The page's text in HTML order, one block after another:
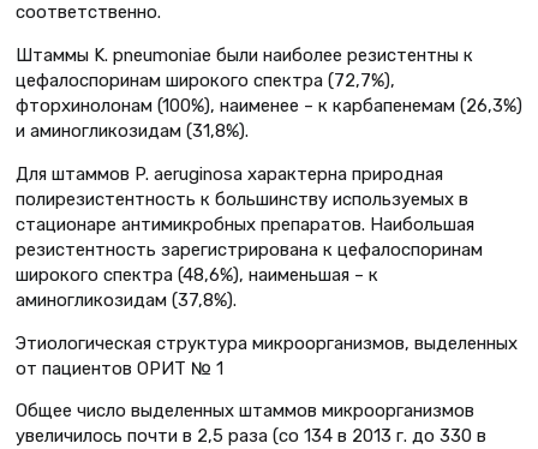
соответственно.
Штаммы K. pneumoniae были наиболее резистент­ны к
цефалоспоринам широкого спектра (72,7%),
фторхинолонам (100%), наименее – к карбапенемам (26,3%)
и аминогликозидам (31,8%).
Для штаммов P. aeruginosa характерна природная
полирезистентность к большинству используемых в
стационаре антимикробных препаратов. Наибольшая
резистентность зарегистрирована к цефалоспоринам
широкого спектра (48,6%), наименьшая – к
аминогликозидам (37,8%).
Этиологическая структура микроорганизмов, выделенных
от пациентов ОРИТ № 1
Общее число выделенных штаммов микроорганизмов
увеличилось почти в 2,5 раза (со 134 в 2013 г. до 330 в